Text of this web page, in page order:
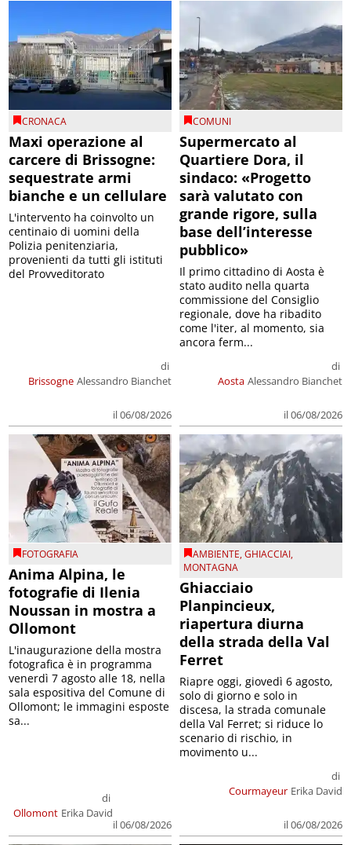
CRONACA
Maxi operazione al
carcere di Brissogne:
sequestrate armi
bianche e un cellulare
Brissogne
di
Alessandro Bianchet
il 06/08/2026
L'intervento ha coinvolto un
centinaio di uomini della
Polizia penitenziaria,
provenienti da tutti gli istituti
del Provveditorato
COMUNI
Supermercato al
Quartiere Dora, il
sindaco: «Progetto
sarà valutato con
grande rigore, sulla
base dell’interesse
pubblico»
Aosta
di
Alessandro Bianchet
il 06/08/2026
Il primo cittadino di Aosta è
stato audito nella quarta
commissione del Consiglio
regionale, dove ha ribadito
come l'iter, al momento, sia
ancora ferm...
FOTOGRAFIA
Anima Alpina, le
fotografie di Ilenia
Noussan in mostra a
Ollomont
Ollomont
di
Erika David
il 06/08/2026
L'inaugurazione della mostra
fotografica è in programma
venerdì 7 agosto alle 18, nella
sala espositiva del Comune di
Ollomont; le immagini esposte
sa...
AMBIENTE,GHIACCIAI,
MONTAGNA
Ghiacciaio
Planpincieux,
riapertura diurna
della strada della Val
Ferret
Courmayeur
di
Erika David
il 06/08/2026
Riapre oggi, giovedì 6 agosto,
solo di giorno e solo in
discesa, la strada comunale
della Val Ferret; si riduce lo
scenario di rischio, in
movimento u...